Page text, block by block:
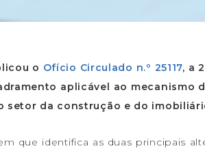
o Ofício Circulado n.º 25117, a
aplicável ao mecanismo
setor da construção e do
que identifica as duas principais